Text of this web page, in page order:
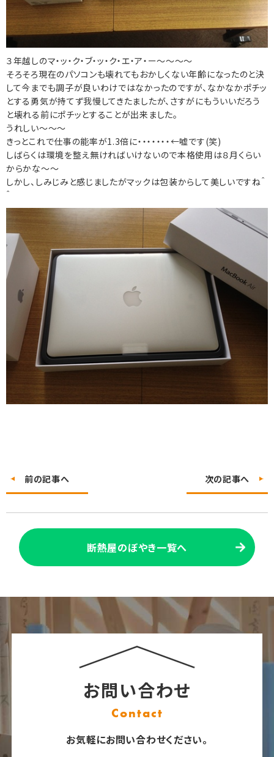
３年越しのマ・ッ・ク・ブ・ッ・ク・エ・ア・ー～～～～
そろそろ現在のパソコンも壊れてもおかしくない年齢になったのと決
して今までも調子が良いわけではなかったのですが、なかなかポチッ
とする勇気が持てず我慢してきたましたが、さすがにもういいだろう
と壊れる前にポチッとすることが出来ました。
うれしい～～～
きっとこれで仕事の能率が1.3倍に・・・・・・・←嘘です(笑)
しばらくは環境を整え無ければいけないので本格使用は８月くらい
からかな～～
しかし、しみじみと感じましたがマックは包装からして美しいですね＾
＾
前の記事へ 次の記事へ
断熱屋のぼやき一覧へ
お問い合わせ
Contact
お気軽にお問い合わせください。